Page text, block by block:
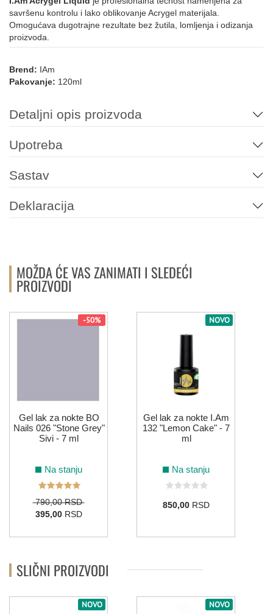
savršenu kontrolu i lako oblikovanje Acrygel materijala.
Omogućava dugotrajne rezultate bez žutila, lomljenja i odizanja
proizvoda.
Brend: IAm
Pakovanje: 120ml
Detaljni opis proizvoda
Upotreba
Sastav
Deklaracija
MOŽDA ĆE VAS ZANIMATI I SLEDEĆI
PROIZVODI
-50%
Gel lak za nokte BO
Nails 026 "Stone Grey"
Sivi - 7 ml
Na stanju
790,00 RSD
395,00RSD
NOVO
Gel lak za nokte I.Am
132 "Lemon Cake" - 7
ml
Na stanju
850,00RSD
SLIČNI PROIZVODI
NOVO NOVO